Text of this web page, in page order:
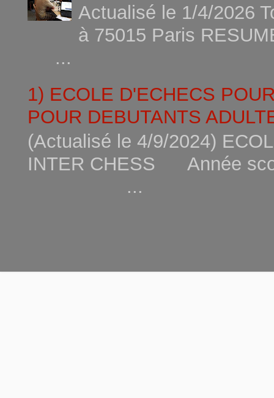
Actualisé le 1/4/2026
à 75015
...
1) ECOLE D'ECHECS
POUR DEBUTANTS
(Actualisé le 4/9/2024)
INTER CHESS Année
...